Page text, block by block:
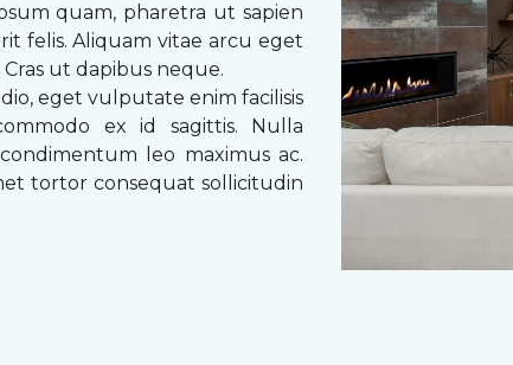
quam, pharetra ut sapien
felis. Aliquam vitae arcu eget
ut dapibus neque.
eget vulputate enim facilisis
ex id sagittis. Nulla
leo maximus ac.
tortor consequat sollicitudin